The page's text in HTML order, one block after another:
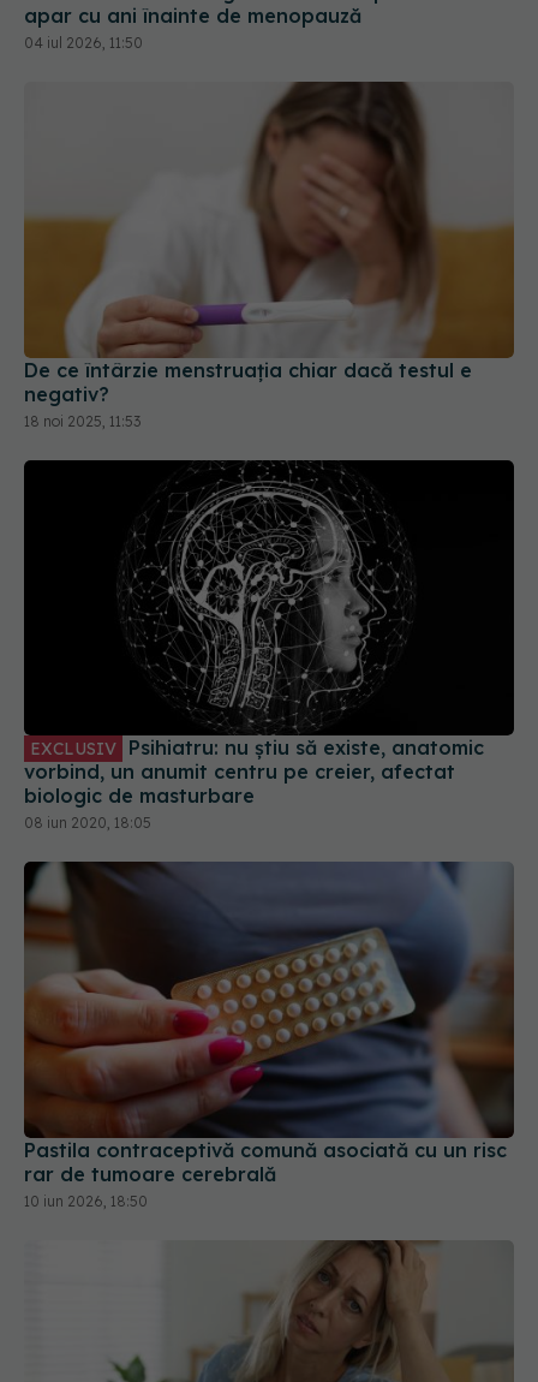
De ce întârzie menstruația chiar dacă testul e
negativ?
18 noi 2025, 11:53
vorbind, un anumit centru pe creier, afectat
biologic de masturbare
08 iun 2020, 18:05
Pastila contraceptivă comună asociată cu un risc
rar de tumoare cerebrală
10 iun 2026, 18:50